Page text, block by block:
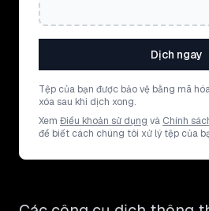
Dịch ngay
Tệp của bạn được bảo vệ bằng mã
xóa sau khi dịch xong.
Xem Điều khoản sử dụng và Chính
để biết cách chúng tôi xử lý tệp của